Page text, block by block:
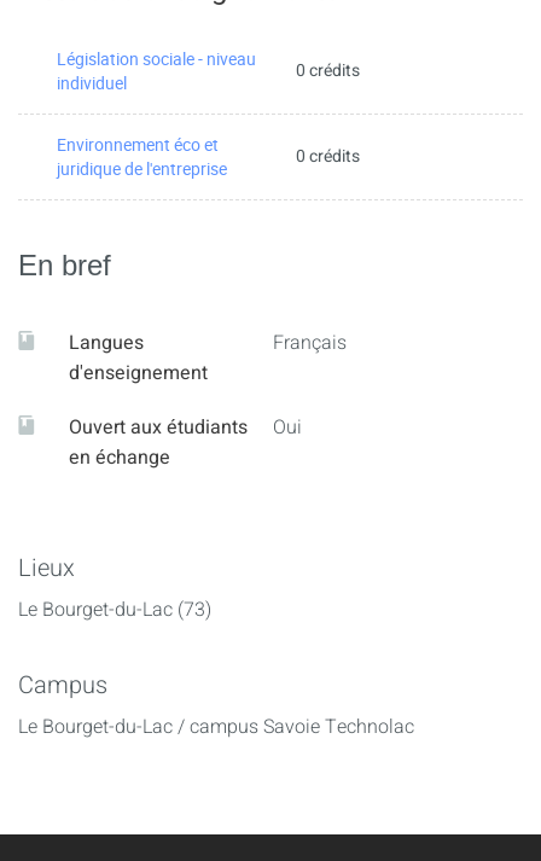
Législation sociale - niveau
individuel
0 crédits
Environnement éco et
juridique de l'entreprise
0 crédits
En bref
Langues
d'enseignement
Français
Ouvert aux étudiants
en échange
Oui
Lieux
Le Bourget-du-Lac (73)
Campus
Le Bourget-du-Lac / campus Savoie Technolac